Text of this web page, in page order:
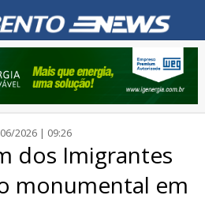
2026 | 09:26
dos Imigrantes
monumental em